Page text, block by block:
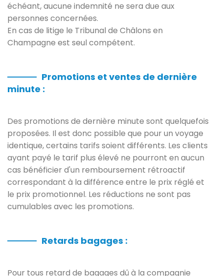
échéant, aucune indemnité ne sera due aux
personnes concernées.
En cas de litige le Tribunal de Châlons en
Champagne est seul compétent.
Promotions et ventes de dernière
minute :
Des promotions de dernière minute sont quelquefois
proposées. Il est donc possible que pour un voyage
identique, certains tarifs soient différents. Les clients
ayant payé le tarif plus élevé ne pourront en aucun
cas bénéficier d'un remboursement rétroactif
correspondant à la différence entre le prix réglé et
le prix promotionnel. Les réductions ne sont pas
cumulables avec les promotions.
Retards bagages :
Pour tous retard de bagages dû à la compagnie